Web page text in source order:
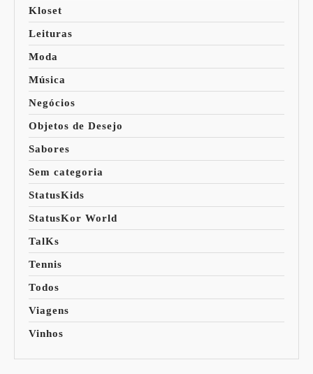
Kloset
Leituras
Moda
Música
Negócios
Objetos de Desejo
Sabores
Sem categoria
StatusKids
StatusKor World
TalKs
Tennis
Todos
Viagens
Vinhos